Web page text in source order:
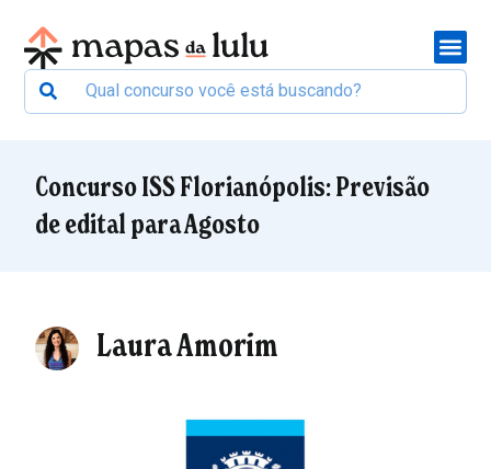
Concurso ISS Florianópolis: Previsão
de edital para Agosto
Laura Amorim